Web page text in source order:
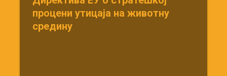
процени утицаја на животну
средину